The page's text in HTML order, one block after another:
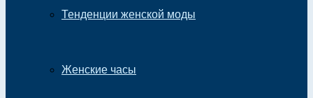
Тенденции женской моды
Женские часы